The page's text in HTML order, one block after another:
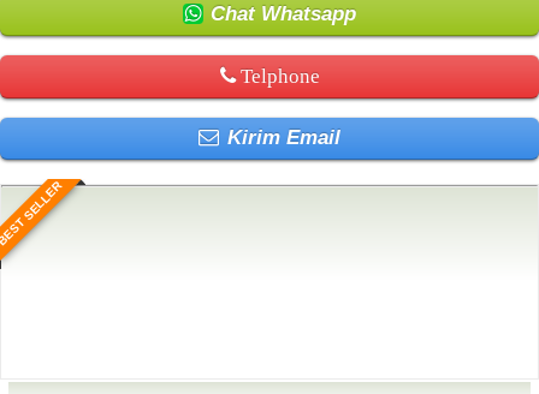
Chat Whatsapp
Telphone
Kirim Email
SELLER